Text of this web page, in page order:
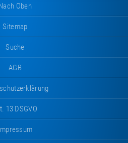
Oben
Sitemap
Suche
AGB
13 DSGVO